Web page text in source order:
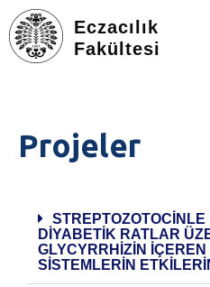
Eczacılık
Fakültesi
EĞITIM
TOPLUMA KATKI
ETKINLIKLER
Projeler
STREPTOZOTOCINLE
DIYABETIK RATLAR
GLYCYRRHIZIN IÇEREN
SISTEMLERIN